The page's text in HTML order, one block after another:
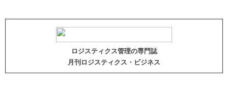
ロジスティクス管理の専門誌
月刊ロジスティクス・ビジネス